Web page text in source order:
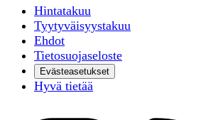
Hintatakuu
Tyytyväisyystakuu
Ehdot
Tietosuojaseloste
Evästeasetukset
Hyvä tietää